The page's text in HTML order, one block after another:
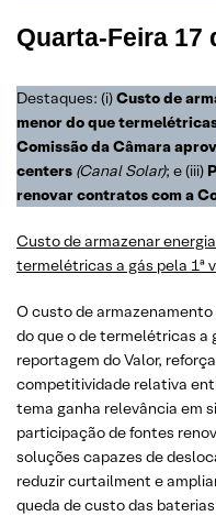
Quarta-Feira 17
Destaques: (i)Custo de
menor do que
Comissão da Câmara
centers (Canal Solar); e (iii)
renovar contratos com a
Custo de armazenar
termelétricas a gás pela 1ª
O custo de
do que o de termelétricas a
reportagem do Valor,
competitividade relativa
tema ganha relevância em
participação de fontes
soluções capazes de
reduzir curtailment e
queda de custo das